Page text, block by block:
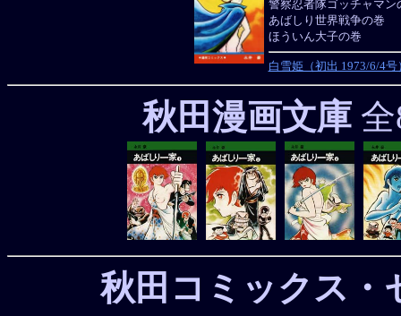
警察忍者隊ゴッチャマン
あばしり世界戦争の巻
ほういん大子の巻
白雪姫（初出 1973/6/4号
秋田漫画文庫全
秋田コミックス・